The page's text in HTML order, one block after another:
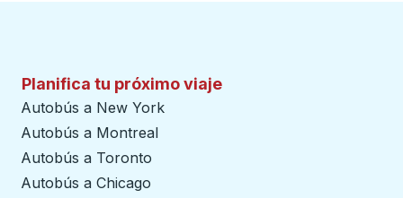
Planifica tu próximo viaje
Autobús a New York
Autobús a Montreal
Autobús a Toronto
Autobús a Chicago